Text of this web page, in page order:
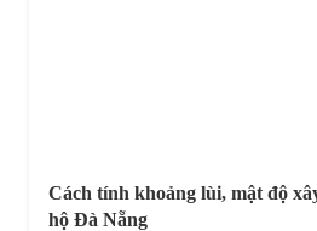
Cách tính khoảng lùi, mật độ
hộ Đà Nẵng